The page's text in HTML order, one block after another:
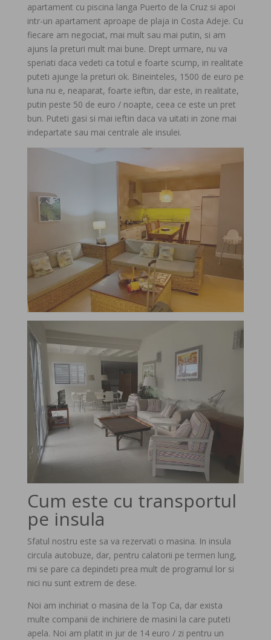
apartament cu piscina langa Puerto de la Cruz si apoi
intr-un apartament aproape de plaja in Costa Adeje. Cu
fiecare am negociat, mai mult sau mai putin, si am
ajuns la preturi mult mai bune. Drept urmare, nu va
speriati daca vedeti ca totul e foarte scump, in realitate
puteti ajunge la preturi ok. Bineinteles, 1500 de euro pe
luna nu e, neaparat, foarte ieftin, dar este, in realitate,
putin peste 50 de euro / noapte, ceea ce este un pret
bun. Puteti gasi si mai ieftin daca va uitati in zone mai
indepartate sau mai centrale ale insulei.
Cum este cu transportul
pe insula
Sfatul nostru este sa va rezervati o masina. In insula
circula autobuze, dar, pentru calatorii pe termen lung,
mi se pare ca depindeti prea mult de programul lor si
nici nu sunt extrem de dese.
Noi am inchiriat o masina de la Top Ca, dar exista
multe companii de inchiriere de masini la care puteti
apela. Noi am platit in jur de 14 euro / zi pentru un